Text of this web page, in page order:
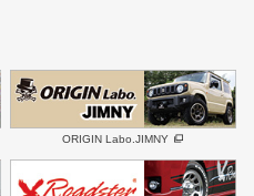
三菱
デリカ D:5
汎用
リアゲート
メンテナンスパーツ
ORIGIN Labo.JIMNY